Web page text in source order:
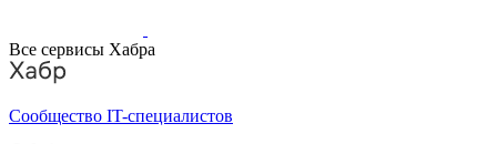
Все сервисы Хабра
Сообщество IT-специалистов